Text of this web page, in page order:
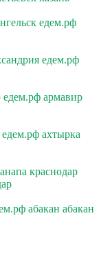
едем.рф
едем.рф
едем.рф армавир
едем.рф ахтырка
краснодар
абакан абакан